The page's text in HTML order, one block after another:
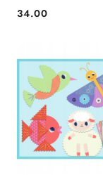
Cena:
34.00